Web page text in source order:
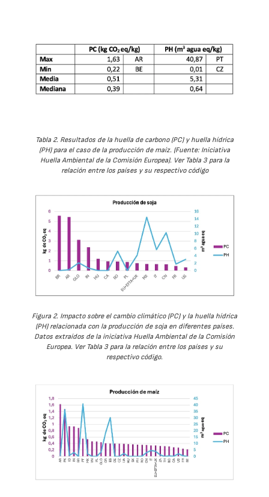
Tabla 2. Resultados de la huella de carbono (PC) y huella hídrica
(PH) para el caso de la producción de maíz. (Fuente: Iniciativa
Huella Ambiental de la Comisión Europea). Ver Tabla 3 para la
relación entre los países y su respectivo código
Figura 2. Impacto sobre el cambio climático (PC) y la huella hídrica
(PH) relacionada con la producción de soja en diferentes países.
Datos extraídos de la iniciativa Huella Ambiental de la Comisión
Europea. Ver Tabla 3 para la relación entre los países y su
respectivo código.